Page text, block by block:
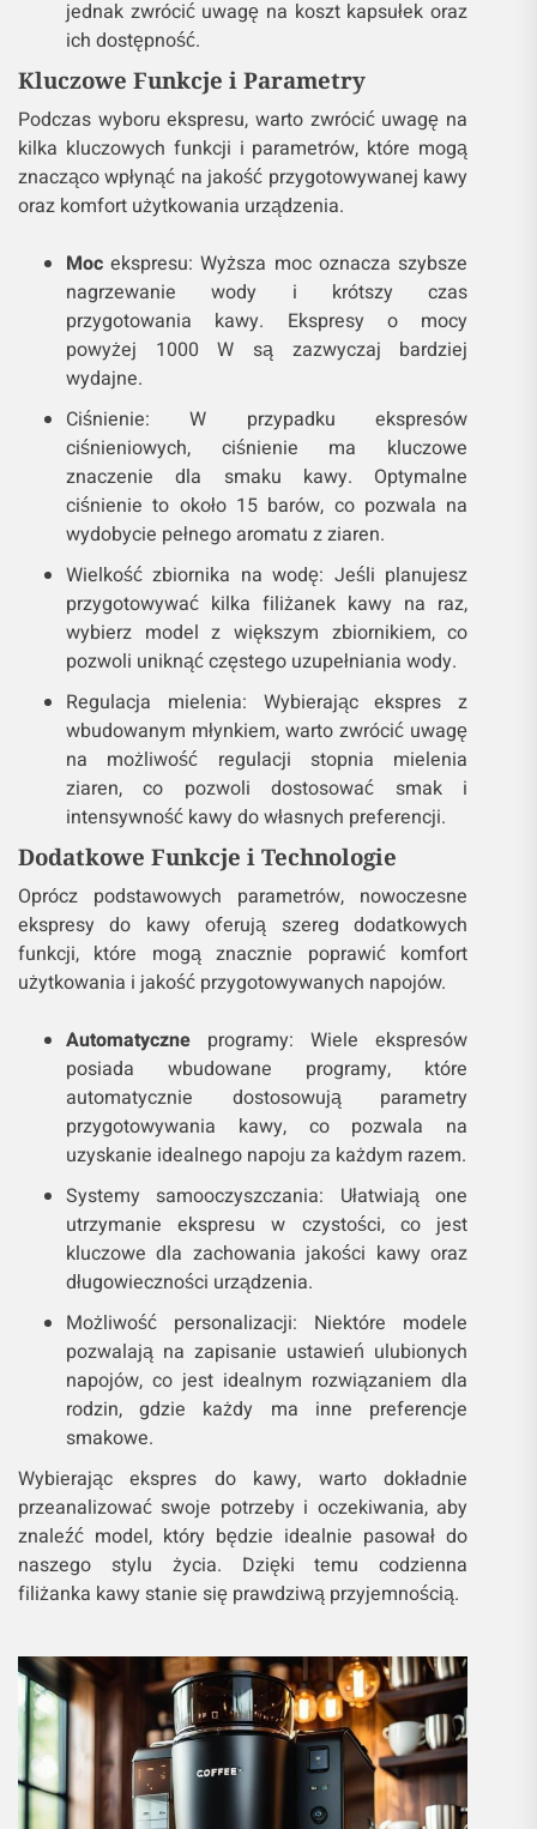
jednak zwrócić uwagę na koszt kapsułek oraz
ich dostępność.
Kluczowe Funkcje i Parametry
Podczas wyboru ekspresu, warto zwrócić uwagę na
kilka kluczowych funkcji i parametrów, które mogą
znacząco wpłynąć na jakość przygotowywanej kawy
oraz komfort użytkowania urządzenia.
Moc ekspresu: Wyższa moc oznacza szybsze
nagrzewanie wody i krótszy czas
przygotowania kawy. Ekspresy o mocy
powyżej 1000 W są zazwyczaj bardziej
wydajne.
Ciśnienie: W przypadku ekspresów
ciśnieniowych, ciśnienie ma kluczowe
znaczenie dla smaku kawy. Optymalne
ciśnienie to około 15 barów, co pozwala na
wydobycie pełnego aromatu z ziaren.
Wielkość zbiornika na wodę: Jeśli planujesz
przygotowywać kilka filiżanek kawy na raz,
wybierz model z większym zbiornikiem, co
pozwoli uniknąć częstego uzupełniania wody.
Regulacja mielenia: Wybierając ekspres z
wbudowanym młynkiem, warto zwrócić uwagę
na możliwość regulacji stopnia mielenia
ziaren, co pozwoli dostosować smak i
intensywność kawy do własnych preferencji.
Dodatkowe Funkcje i Technologie
Oprócz podstawowych parametrów, nowoczesne
ekspresy do kawy oferują szereg dodatkowych
funkcji, które mogą znacznie poprawić komfort
użytkowania i jakość przygotowywanych napojów.
Automatyczne programy: Wiele ekspresów
posiada wbudowane programy, które
automatycznie dostosowują parametry
przygotowywania kawy, co pozwala na
uzyskanie idealnego napoju za każdym razem.
Systemy samooczyszczania: Ułatwiają one
utrzymanie ekspresu w czystości, co jest
kluczowe dla zachowania jakości kawy oraz
długowieczności urządzenia.
Możliwość personalizacji: Niektóre modele
pozwalają na zapisanie ustawień ulubionych
napojów, co jest idealnym rozwiązaniem dla
rodzin, gdzie każdy ma inne preferencje
smakowe.
Wybierając ekspres do kawy, warto dokładnie
przeanalizować swoje potrzeby i oczekiwania, aby
znaleźć model, który będzie idealnie pasował do
naszego stylu życia. Dzięki temu codzienna
filiżanka kawy stanie się prawdziwą przyjemnością.